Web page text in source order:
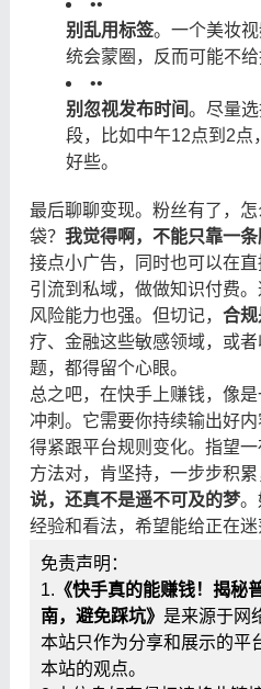
别乱用标签。一个美妆
统会蒙圈，反而可能不给
••
别忽视发布时间。尽量
段，比如中午12点到2点
好些。
最后聊聊变现。粉丝有了，
袋？ 我觉得啊，不能只靠一
接点小广告，同时也可以在
引流到私域，做做知识付费
风险能力也强。但切记， 合
疗、金融这些敏感领域，或
题，都得留个心眼。
总之吧，在快手上赚钱，像
冲刺。它需要你持续输出好
得紧跟平台规则变化。指望
方法对，肯坚持，一步步积累
说，还真不是遥不可及的梦。
经验和看法，希望能给正在迷
免责声明：
1. 《快手真的能赚钱！揭秘
南，避免踩坑》 是来源于网
本站只作为分享和展示的平
本站的观点。